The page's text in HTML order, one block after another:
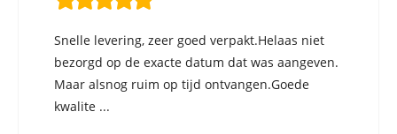
Snelle levering, zeer goed verpakt.Helaas niet
bezorgd op de exacte datum dat was aangeven.
Maar alsnog ruim op tijd ontvangen.Goede
kwalite ...